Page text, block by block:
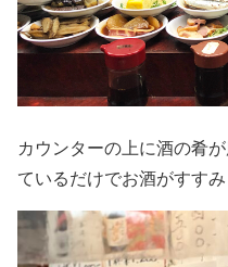
カウンターの上に酒の肴
ているだけでお酒がすすみ